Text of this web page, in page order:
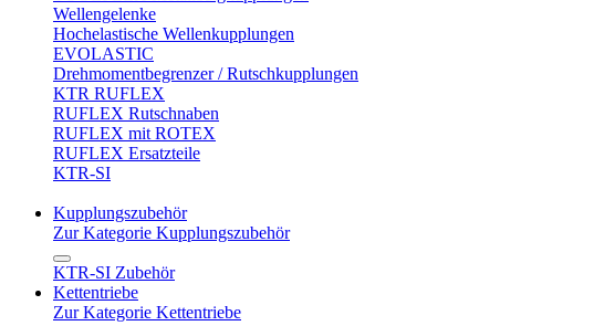
Wellengelenke
Hochelastische Wellenkupplungen
EVOLASTIC
Drehmomentbegrenzer / Rutschkupplungen
KTR RUFLEX
RUFLEX Rutschnaben
RUFLEX mit ROTEX
RUFLEX Ersatzteile
KTR-SI
Kupplungszubehör
Zur Kategorie Kupplungszubehör
KTR-SI Zubehör
Kettentriebe
Zur Kategorie Kettentriebe